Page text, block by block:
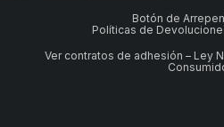
Botón de
Políticas de
Ver contratos de adhesión – Ley